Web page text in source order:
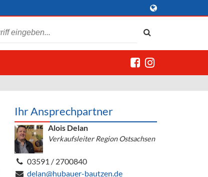
Ihr Ansprechpartner
Alois Delan
Verkaufsleiter Region Ostsachsen
03591 / 2700840
delan@hubauer-bautzen.de